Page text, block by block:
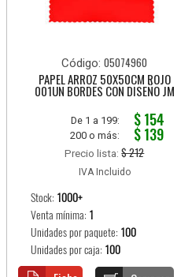
Código:05074960
PAPEL ARROZ 50X50CM ROJO
001UN BORDES CON DISEÑO JM
De 1 a 199: $ 154
200 o más: $ 139
Precio lista:$ 212
IVA Incluido
Stock: 1000+
Venta mínima: 1
Unidades por paquete: 100
Unidades por caja: 100